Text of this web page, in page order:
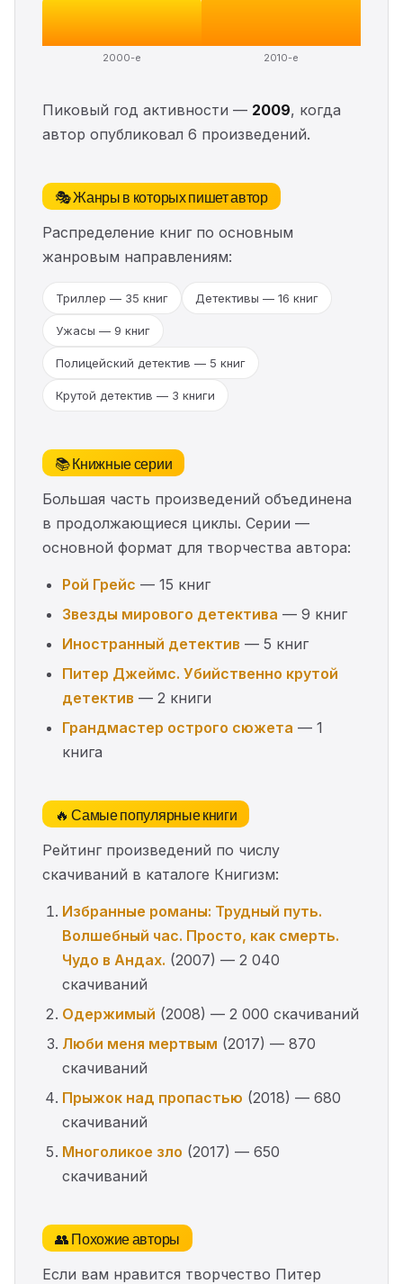
2000-е 2010-е
Пиковый год активности — 2009, когда
автор опубликовал 6 произведений.
🎭 Жанры в которых пишет автор
Распределение книг по основным
жанровым направлениям:
Триллер — 35 книг Детективы — 16 книг
Ужасы — 9 книг
Полицейский детектив — 5 книг
Крутой детектив — 3 книги
📚 Книжные серии
Большая часть произведений объединена
в продолжающиеся циклы. Серии —
основной формат для творчества автора:
Рой Грейс — 15 книг
Звезды мирового детектива — 9 книг
Иностранный детектив — 5 книг
Питер Джеймс. Убийственно крутой
детектив — 2 книги
Грандмастер острого сюжета — 1
книга
🔥 Самые популярные книги
Рейтинг произведений по числу
скачиваний в каталоге Книгизм:
Избранные романы: Трудный путь.
Волшебный час. Просто, как смерть.
Чудо в Андах. (2007) — 2 040
скачиваний
Одержимый (2008) — 2 000 скачиваний
Люби меня мертвым (2017) — 870
скачиваний
Прыжок над пропастью (2018) — 680
скачиваний
Многоликое зло (2017) — 650
скачиваний
👥 Похожие авторы
Если вам нравится творчество Питер